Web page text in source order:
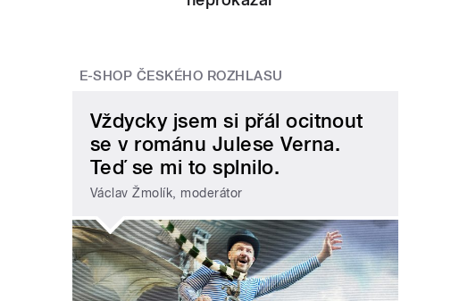
E-SHOP ČESKÉHO ROZHLASU
Vždycky jsem si přál ocitnout
se v románu Julese Verna.
Teď se mi to splnilo.
Václav Žmolík, moderátor